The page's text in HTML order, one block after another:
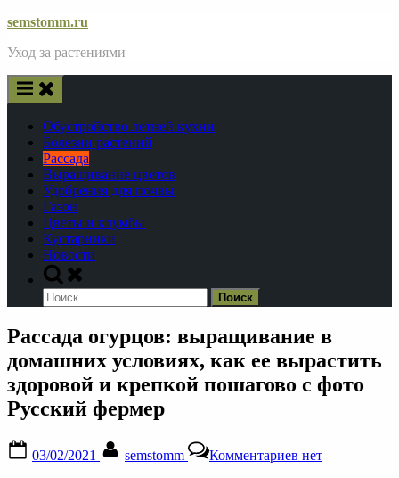
Skip
content
semstomm.ru
Уход за растениями
Обустройство летней кухни
Болезни растений
Рассада
Выращивание цветов
Удобрения для почвы
Газон
Цветы и клумбы
Кустарники
Новости
Toggle
search
form
Найти:
Рассада огурцов: выращивание в
домашних условиях, как ее вырастить
здоровой и крепкой пошагово с фото
Русский фермер
on
03/02/2021 semstomm Комментариевзаписи
нет